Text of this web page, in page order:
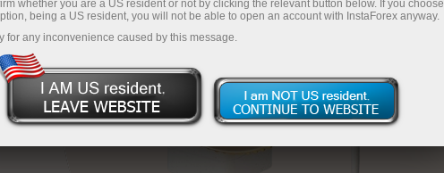
whether you are a US resident or not by clicking the relevant button below. If you choose
being a US resident, you will not be able to open an account with InstaForex anyway.
for any inconvenience caused by this message.